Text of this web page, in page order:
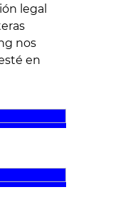
legal
nos
en